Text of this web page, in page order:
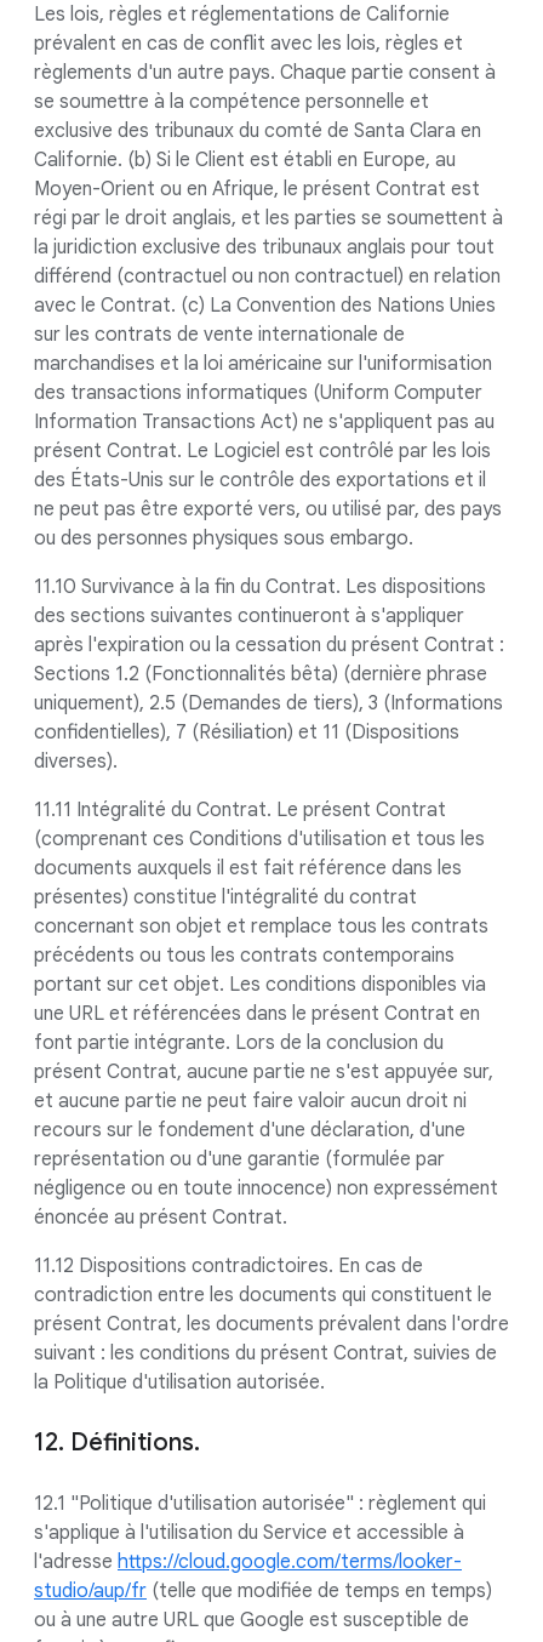
Les lois, règles et réglementations de Californie
prévalent en cas de conflit avec les lois, règles et
règlements d'un autre pays. Chaque partie consent à
se soumettre à la compétence personnelle et
exclusive des tribunaux du comté de Santa Clara en
Californie. (b) Si le Client est établi en Europe, au
Moyen-Orient ou en Afrique, le présent Contrat est
régi par le droit anglais, et les parties se soumettent à
la juridiction exclusive des tribunaux anglais pour tout
différend (contractuel ou non contractuel) en relation
avec le Contrat. (c) La Convention des Nations Unies
sur les contrats de vente internationale de
marchandises et la loi américaine sur l'uniformisation
des transactions informatiques (Uniform Computer
Information Transactions Act) ne s'appliquent pas au
présent Contrat. Le Logiciel est contrôlé par les lois
des États-Unis sur le contrôle des exportations et il
ne peut pas être exporté vers, ou utilisé par, des pays
ou des personnes physiques sous embargo.
11.10 Survivance à la fin du Contrat. Les dispositions
des sections suivantes continueront à s'appliquer
après l'expiration ou la cessation du présent Contrat :
Sections 1.2 (Fonctionnalités bêta) (dernière phrase
uniquement), 2.5 (Demandes de tiers), 3 (Informations
confidentielles), 7 (Résiliation) et 11 (Dispositions
diverses).
11.11 Intégralité du Contrat. Le présent Contrat
(comprenant ces Conditions d'utilisation et tous les
documents auxquels il est fait référence dans les
présentes) constitue l'intégralité du contrat
concernant son objet et remplace tous les contrats
précédents ou tous les contrats contemporains
portant sur cet objet. Les conditions disponibles via
une URL et référencées dans le présent Contrat en
font partie intégrante. Lors de la conclusion du
présent Contrat, aucune partie ne s'est appuyée sur,
et aucune partie ne peut faire valoir aucun droit ni
recours sur le fondement d'une déclaration, d'une
représentation ou d'une garantie (formulée par
négligence ou en toute innocence) non expressément
énoncée au présent Contrat.
11.12 Dispositions contradictoires. En cas de
contradiction entre les documents qui constituent le
présent Contrat, les documents prévalent dans l'ordre
suivant : les conditions du présent Contrat, suivies de
la Politique d'utilisation autorisée.
12. Définitions.
12.1 "Politique d'utilisation autorisée" : règlement qui
s'applique à l'utilisation du Service et accessible à
l'adresse https://cloud.google.com/terms/looker-
studio/aup/fr (telle que modifiée de temps en temps)
ou à une autre URL que Google est susceptible de